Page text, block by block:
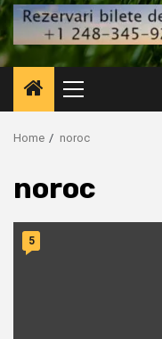
Primary
Menu
Home noroc
noroc
5